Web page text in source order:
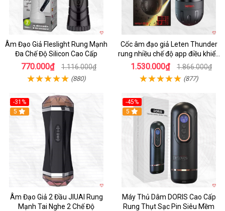
Âm Đạo Giả Fleslight Rung Mạnh
Đa Chế Độ Silicon Cao Cấp
770.000₫ 1.116.000₫
(880)
Cốc âm đạo giả Leten Thunder
rung nhiều chế độ app điều khiển
tiện lợi
1.530.000₫ 1.866.000₫
(877)
-31%
5
Âm Đạo Giả 2 Đầu JIUAI Rung
Mạnh Tai Nghe 2 Chế Độ
-45%
Hot
5
Máy Thủ Dâm DORIS Cao Cấp
Rung Thụt Sạc Pin Siêu Mềm